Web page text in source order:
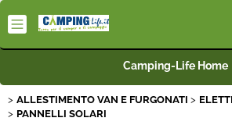
Camping-Life Home
Articoli per Camper e
ALLESTIMENTO VAN E FURGONATI
PANNELLI SOLARI